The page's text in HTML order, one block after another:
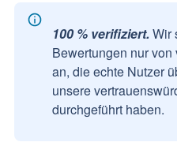
100 % verifiziert. Wir
Bewertungen nur
an, die echte Nutzer
unsere
durchgeführt haben.